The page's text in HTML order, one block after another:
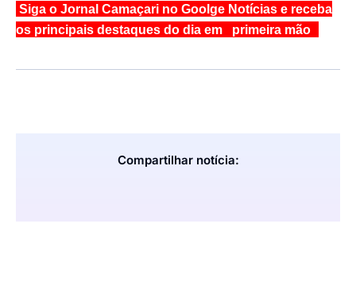
Siga o Jornal Camaçari no Goolge Notícias e receba
os principais destaques do dia em primeira mão
Compartilhar notícia: